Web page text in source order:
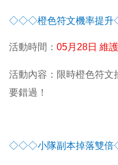
◇◇◇橙色符文機率提
活動時間： 05月28日 維
活動內容：限時橙色符文
要錯過！
◇◇◇小隊副本掉落雙